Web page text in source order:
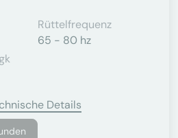
Rüttelfrequenz
65 - 80 hz
Details